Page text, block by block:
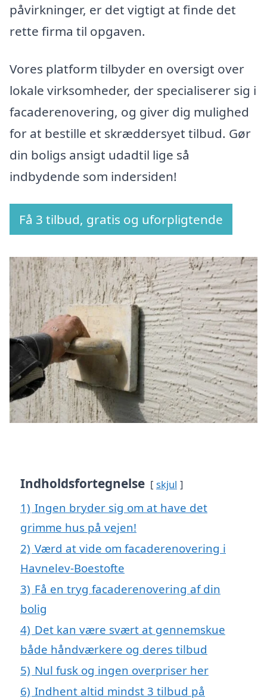
påvirkninger, er det vigtigt at finde det
rette firma til opgaven.
Vores platform tilbyder en oversigt over
lokale virksomheder, der specialiserer sig i
facaderenovering, og giver dig mulighed
for at bestille et skræddersyet tilbud. Gør
din boligs ansigt udadtil lige så
indbydende som indersiden!
Få 3 tilbud, gratis og uforpligtende
Indholdsfortegnelse skjul
1) Ingen bryder sig om at have det
grimme hus på vejen!
2) Værd at vide om facaderenovering i
Havnelev-Boestofte
3) Få en tryg facaderenovering af din
bolig
4) Det kan være svært at gennemskue
både håndværkere og deres tilbud
5) Nul fusk og ingen overpriser her
6) Indhent altid mindst 3 tilbud på